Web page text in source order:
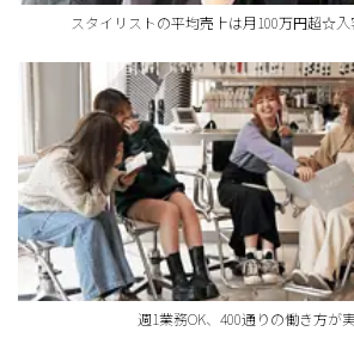
スタイリストの平均売上は月100万円超☆
週1業務OK、400通りの働き方が